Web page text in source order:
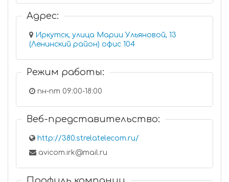
Адрес:
Иркутск, улица Марии Ульяновой, 13
(Ленинский район) офис 104
Режим работы:
пн-пт 09:00-18:00
Веб-представительство:
http://380.strelatelecom.ru/
avicom.irk@mail.ru